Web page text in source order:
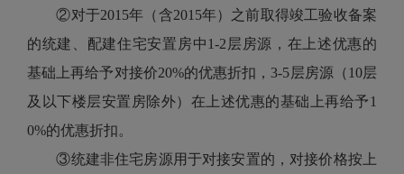
②对于2015年（含2015年）之前取得竣工验收备案
的统建、配建住宅安置房中1-2层房源，在上述优惠的
基础上再给予对接价20%的优惠折扣，3-5层房源（10层
及以下楼层安置房除外）在上述优惠的基础上再给予1
0%的优惠折扣。
③统建非住宅房源用于对接安置的，对接价格按上